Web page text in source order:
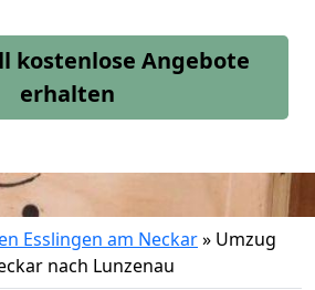
kostenlose Angebote
erhalten
Esslingen am Neckar» Umzug
nach Lunzenau